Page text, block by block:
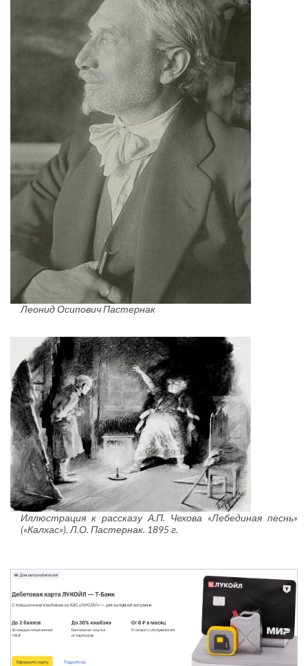
Леонид Осипович Пастернак
Иллюстрация к рассказу А.П. Чехова «Лебединая песнь»
(«Калхас»). Л.О. Пастернак. 1895 г.